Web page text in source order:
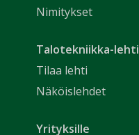
Nimitykset
Talotekniikka-lehti
Tilaa lehti
Näköislehdet
Yrityksille